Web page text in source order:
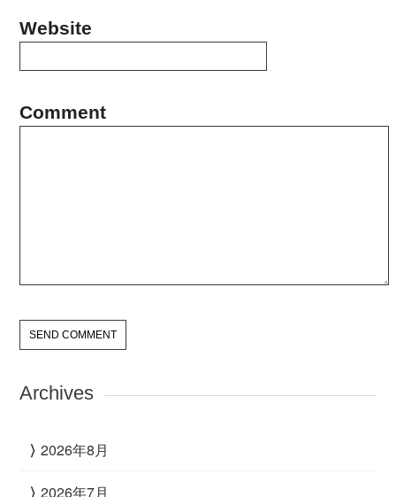
Website
Comment
Archives
2026年8月
2026年7月